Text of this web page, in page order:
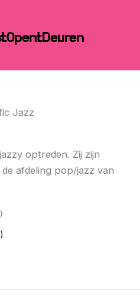
Jazz
optreden. Zij zijn
afdeling pop/jazz van